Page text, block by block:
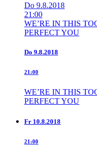
Do 9.8.2018
21:00
WE’RE IN THIS
PERFECT YOU
Do 9.8.2018
21:00
WE’RE IN THIS
PERFECT YOU
Fr 10.8.2018
21:00